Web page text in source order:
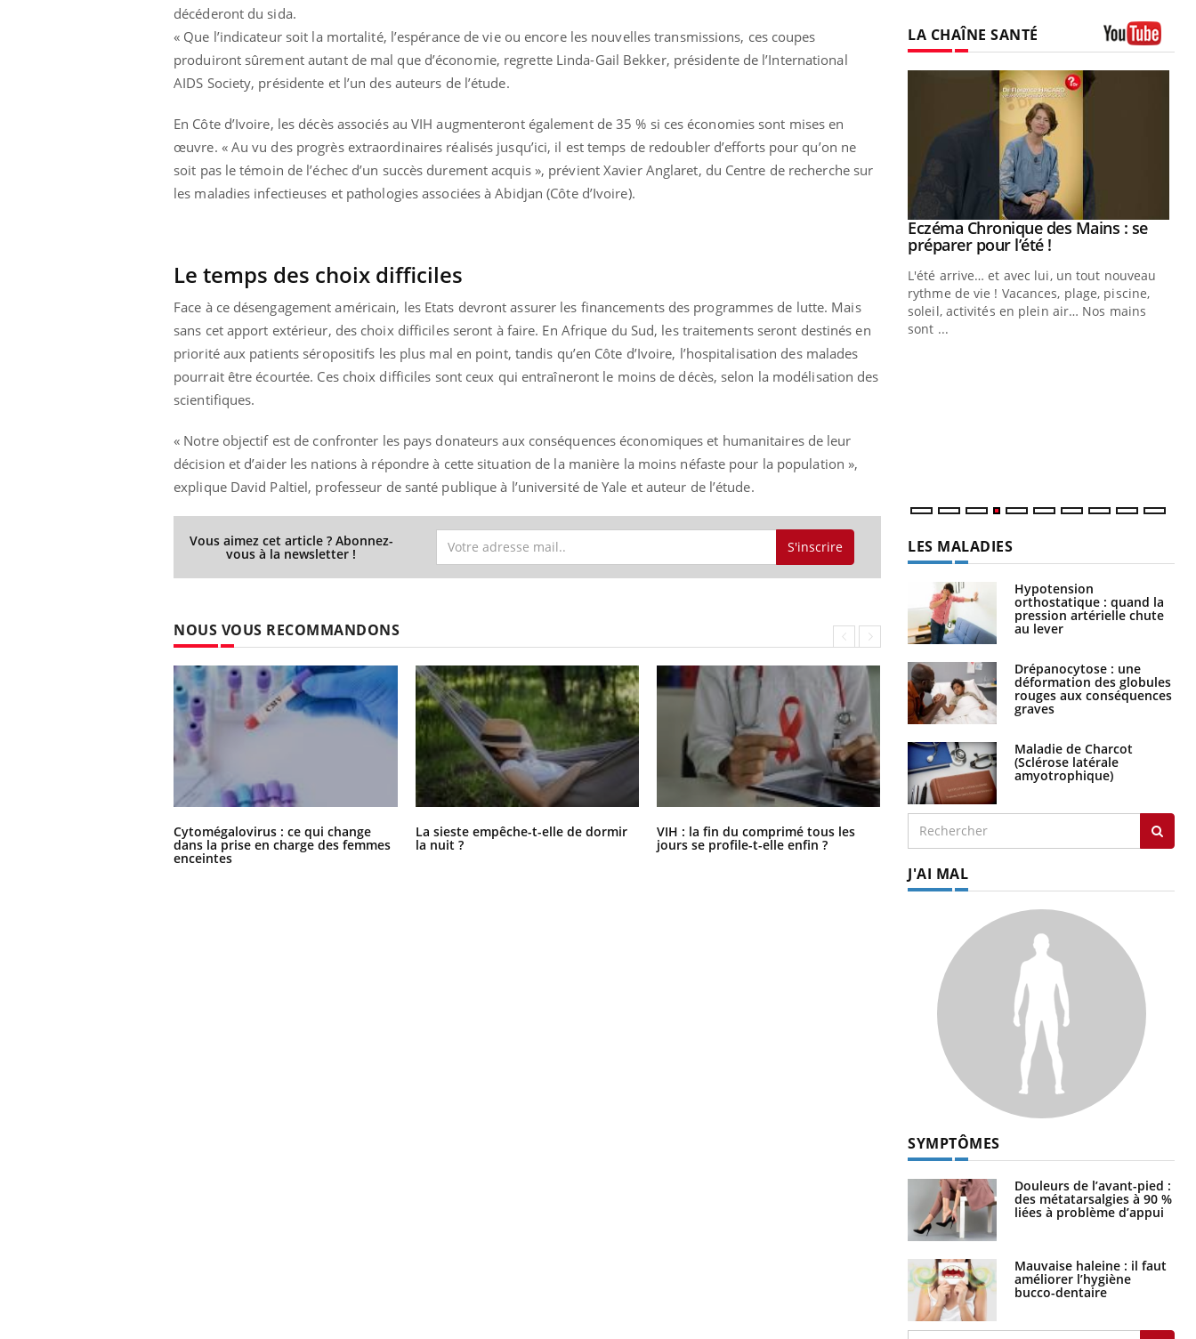
décéderont du sida.
« Que l’indicateur soit la mortalité, l’espérance de vie ou encore les nouvelles transmissions, ces coupes
produiront sûrement autant de mal que d’économie, regrette Linda-Gail Bekker, présidente de l’International
AIDS Society, présidente et l’un des auteurs de l’étude.
En Côte d’Ivoire, les décès associés au VIH augmenteront également de 35 % si ces économies sont mises en
œuvre. « Au vu des progrès extraordinaires réalisés jusqu’ici, il est temps de redoubler d’efforts pour qu’on ne
soit pas le témoin de l’échec d’un succès durement acquis », prévient Xavier Anglaret, du Centre de recherche sur
les maladies infectieuses et pathologies associées à Abidjan (Côte d’Ivoire).
Le temps des choix difficiles
Face à ce désengagement américain, les Etats devront assurer les financements des programmes de lutte. Mais
sans cet apport extérieur, des choix difficiles seront à faire. En Afrique du Sud, les traitements seront destinés en
priorité aux patients séropositifs les plus mal en point, tandis qu’en Côte d’Ivoire, l’hospitalisation des malades
pourrait être écourtée. Ces choix difficiles sont ceux qui entraîneront le moins de décès, selon la modélisation des
scientifiques.
« Notre objectif est de confronter les pays donateurs aux conséquences économiques et humanitaires de leur
décision et d’aider les nations à répondre à cette situation de la manière la moins néfaste pour la population »,
explique David Paltiel, professeur de santé publique à l’université de Yale et auteur de l’étude.
Vous aimez cet article ? Abonnez-
vous à la newsletter ! S'inscrire
NOUS VOUS RECOMMANDONS
Cytomégalovirus : ce qui change
dans la prise en charge des femmes
enceintes
La sieste empêche-t-elle de dormir
la nuit ?
VIH : la fin du comprimé tous les
jours se profile-t-elle enfin ?
Pourquoi votre ventre gâche-t-il les
premiers jours de vos vacances ?
LA CHAÎNE SANTÉ
Il y a des sujets qui sont faciles à aborder...
d'autres non ! D'un côté, poser des
questions sur la maladie d'un proche c'est
Fatigue, irritabilité, brouillard mental ou
carence en fer sont multiples ce qui la rend
...
patients comme parfois chez les soignants.
Youtube
Eczéma Chronique des Mains : se
préparer pour l’été !Youtube
L'été arrive… et avec lui, un tout nouveau
rythme de vie ! Vacances, plage, piscine,
soleil, activités en plein air… Nos mains
sont ...
LES MALADIES
Hypotension
orthostatique : quand la
pression artérielle chute
au lever
Drépanocytose : une
déformation des globules
rouges aux conséquences
graves
Maladie de Charcot
(Sclérose latérale
amyotrophique)
J'AI MAL
SYMPTÔMES
Douleurs de l’avant-pied :
des métatarsalgies à 90 %
liées à problème d’appui
Mauvaise haleine : il faut
améliorer l’hygiène
bucco-dentaire